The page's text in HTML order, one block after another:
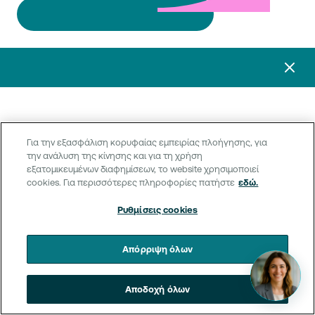
Για την εξασφάλιση κορυφαίας εμπειρίας πλοήγησης, για
την ανάλυση της κίνησης και για τη χρήση
εξατομικευμένων διαφημίσεων, το website χρησιμοποιεί
cookies. Για περισσότερες πληροφορίες πατήστε εδώ.
Ρυθμίσεις cookies
Απόρριψη όλων
Αποδοχή όλων